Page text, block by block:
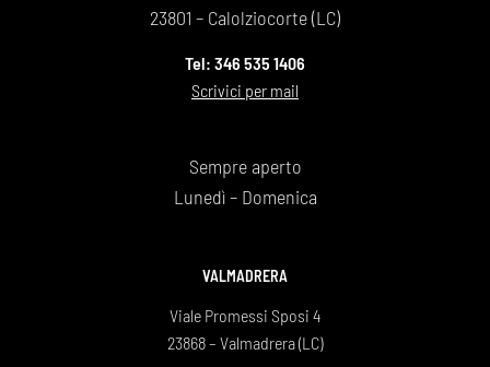
23801 – Calolziocorte (LC)
Tel: 346 535 1406
Scrivici per mail
Sempre aperto
Lunedì – Domenica
VALMADRERA
Viale Promessi Sposi 4
23868 – Valmadrera (LC)